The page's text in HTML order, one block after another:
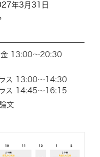
年3月31日
金 13:00～20:30
ス 13:00～14:30
ス 14:45～16:15
文